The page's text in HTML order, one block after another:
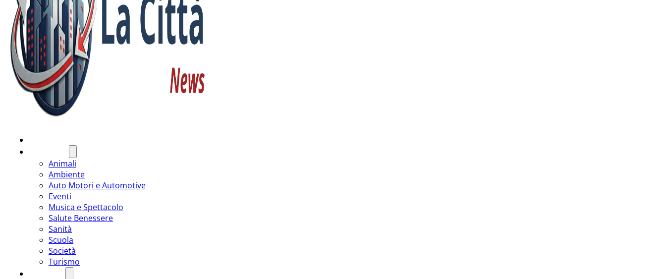
Animali
Ambiente
Auto Motori e Automotive
Eventi
Musica e Spettacolo
Salute Benessere
Sanità
Scuola
Società
Turismo